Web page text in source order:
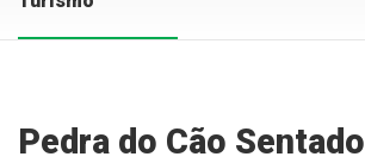
Pedra do Cão Sentado